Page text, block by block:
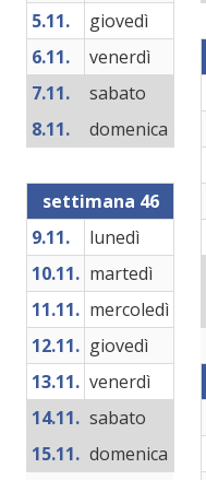
5.11.
giovedì
6.11.
venerdì
7.11.
sabato
8.11.
domenica
settimana 46
9.11.
lunedì
10.11. martedì
11.11. mercoledì
12.11. giovedì
13.11. venerdì
14.11. sabato
15.11. domenica